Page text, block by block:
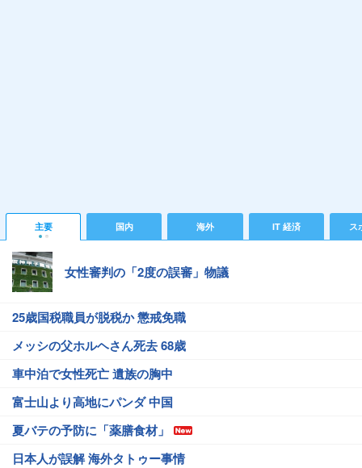
主要 国内 海外 IT 経済 ス
女性審判の「2度の誤審」物議
25歳国税職員が脱税か 懲戒免職
メッシの父ホルヘさん死去 68歳
車中泊で女性死亡 遺族の胸中
富士山より高地にパンダ 中国
夏バテの予防に「薬膳食材」
日本人が誤解 海外タトゥー事情